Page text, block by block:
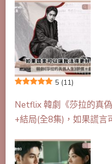
5 (11)
Netflix 韓劇《莎拉的真
+結局(全8集)，如果謊言